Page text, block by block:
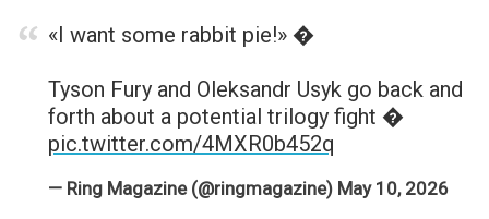
«I want some rabbit pie!» �
Tyson Fury and Oleksandr Usyk go back and
forth about a potential trilogy fight �
pic.twitter.com/4MXR0b452q
— Ring Magazine (@ringmagazine) May 10, 2026